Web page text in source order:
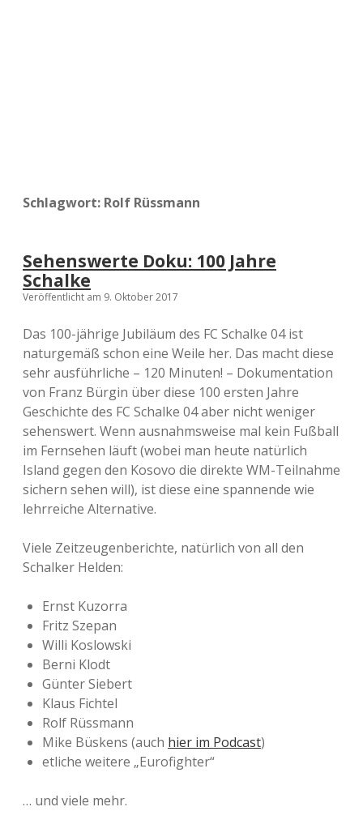
Schlagwort: Rolf Rüssmann
Sehenswerte Doku: 100 Jahre
Schalke
Veröffentlicht am 9. Oktober 2017
Das 100-jährige Jubiläum des FC Schalke 04 ist
naturgemäß schon eine Weile her. Das macht diese
sehr ausführliche – 120 Minuten! – Dokumentation
von Franz Bürgin über diese 100 ersten Jahre
Geschichte des FC Schalke 04 aber nicht weniger
sehenswert. Wenn ausnahmsweise mal kein Fußball
im Fernsehen läuft (wobei man heute natürlich
Island gegen den Kosovo die direkte WM-Teilnahme
sichern sehen will), ist diese eine spannende wie
lehrreiche Alternative.
Viele Zeitzeugenberichte, natürlich von all den
Schalker Helden:
Ernst Kuzorra
Fritz Szepan
Willi Koslowski
Berni Klodt
Günter Siebert
Klaus Fichtel
Rolf Rüssmann
Mike Büskens (auch hier im Podcast)
etliche weitere „Eurofighter“
… und viele mehr.